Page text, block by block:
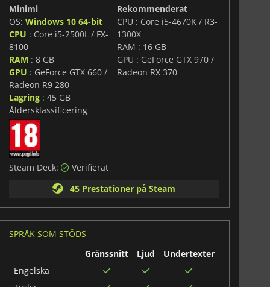
Minimi
OS: Windows 10 64-bit
CPU : Core i5-2500L / FX-
8100
RAM : 8 GB
GPU : GeForce GTX 660 /
Radeon R9 280
Lagring: 45 GB
Rekommenderat
CPU : Core i5-4670K / R3-
1300X
RAM : 16 GB
GPU : GeForce GTX 970 /
Radeon RX 370
Åldersklassificering
Steam Deck:
Verifierat
45 Prestationer på Steam
SPRÅK SOM STÖDS
Gränssnitt
Ljud
Undertexter
Engelska